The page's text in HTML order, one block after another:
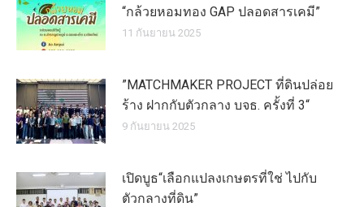
“กล้วยหอมทอง GAP ปลอดสารเคมี”
11 กันยายน 2025
”MATCHMAKER PROJECT ที่ดินปล่อย
ร้าง ฝากกับตัวกลาง บจธ. ครั้งที่ 3“
9 กันยายน 2025
เปิดบูธ“เลือกแปลงเกษตรที่ใช่ ไปกับ
ตัวกลางที่ดิน”